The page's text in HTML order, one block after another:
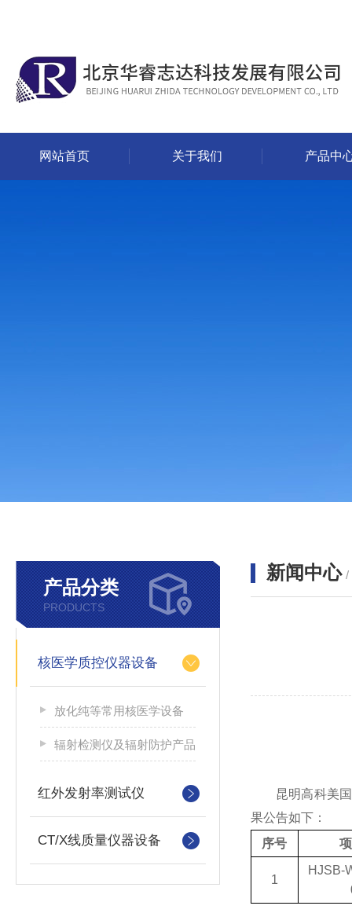
网站首页 关于我们 产品中
产品分类
PRODUCTS
核医学质控仪器设备
放化纯等常用核医学设备
辐射检测仪及辐射防护产品
红外发射率测试仪
CT/X线质量仪器设备
新闻中心 /
昆明高科美国
果公告如下：
序号
1
HJSB-